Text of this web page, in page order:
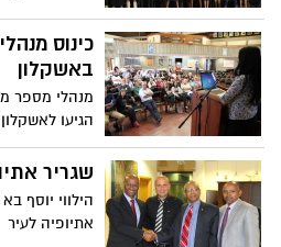
כינוס
באשקלון
מנהלי מספר
הגיעו
בעירייה על
איתן'
שגריר
הילווי יוסף
אתיופיה לעיר